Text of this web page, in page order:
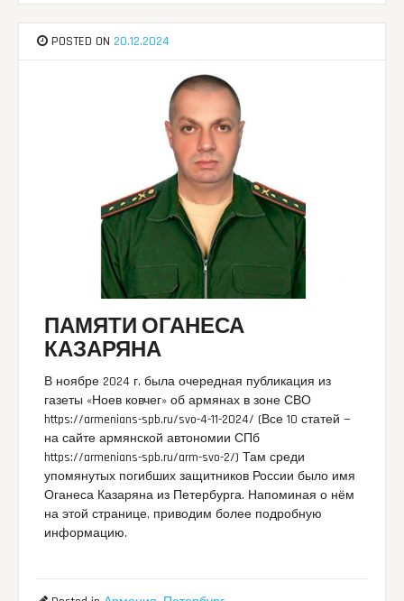
POSTED ON 20.12.2024
ПАМЯТИ ОГАНЕСА
КАЗАРЯНА
В ноябре 2024 г. была очередная публикация из
газеты «Ноев ковчег» об армянах в зоне СВО
https://armenians-spb.ru/svo-4-11-2024/ (Все 10 статей —
на сайте армянской автономии СПб
https://armenians-spb.ru/arm-svo-2/) Там среди
упомянутых погибших защитников России было имя
Оганеса Казаряна из Петербурга. Напоминая о нём
на этой странице, приводим более подробную
информацию.